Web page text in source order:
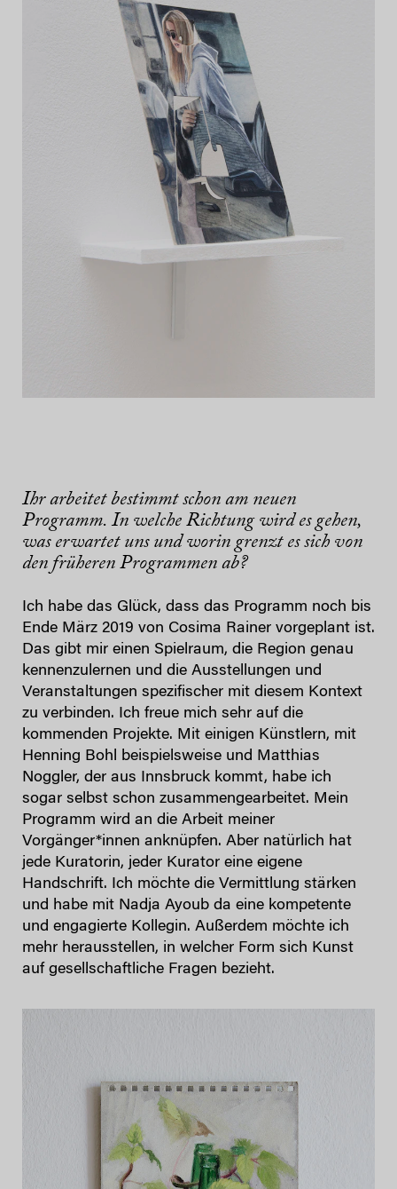
Ihr arbeitet bestimmt schon am neuen
Programm. In welche Richtung wird es gehen,
was erwartet uns und worin grenzt es sich von
den früheren Programmen ab?
Ich habe das Glück, dass das Programm noch bis
Ende März 2019 von Cosima Rainer vorgeplant ist.
Das gibt mir einen Spielraum, die Region genau
kennenzulernen und die Ausstellungen und
Veranstaltungen spezifischer mit diesem Kontext
zu verbinden. Ich freue mich sehr auf die
kommenden Projekte. Mit einigen Künstlern, mit
Henning Bohl beispielsweise und Matthias
Noggler, der aus Innsbruck kommt, habe ich
sogar selbst schon zusammengearbeitet. Mein
Programm wird an die Arbeit meiner
Vorgänger*innen anknüpfen. Aber natürlich hat
jede Kuratorin, jeder Kurator eine eigene
Handschrift. Ich möchte die Vermittlung stärken
und habe mit Nadja Ayoub da eine kompetente
und engagierte Kollegin. Außerdem möchte ich
mehr herausstellen, in welcher Form sich Kunst
auf gesellschaftliche Fragen bezieht.